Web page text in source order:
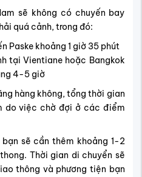
sẽ không có chuyến bay
quá cảnh, trong đó:
Paske khoảng 1 giờ 35 phút
tại Vientiane hoặc Bangkok
4-5 giờ
hàng không, tổng thời gian
do việc chờ đợi ở các điểm
sẽ cần thêm khoảng 1-2
Thời gian di chuyển sẽ
thông và phương tiện bạn